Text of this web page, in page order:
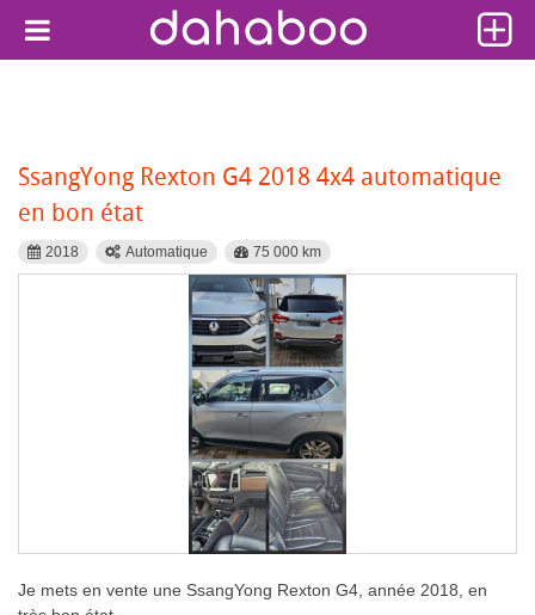
SsangYong Rexton G4 2018 4x4 automatique
en bon état
2018 Automatique 75 000 km
Je mets en vente une SsangYong Rexton G4, année 2018, en